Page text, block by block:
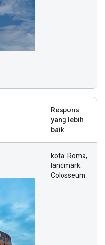
Respons
yang lebih
baik
kota: Roma,
landmark:
Colosseum.